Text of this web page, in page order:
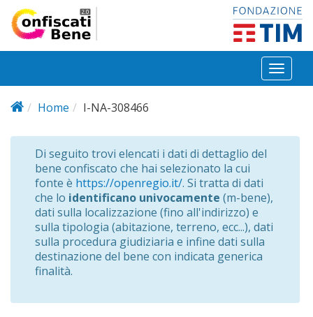
Salta al contenuto principale
Toggle
Home
I-NA-308466
Di seguito trovi elencati i dati di dettaglio del
bene confiscato che hai selezionato la cui
fonte è https://openregio.it/. Si tratta di dati
che lo identificano univocamente (m-bene),
dati sulla localizzazione (fino all'indirizzo) e
sulla tipologia (abitazione, terreno, ecc...), dati
sulla procedura giudiziaria e infine dati sulla
destinazione del bene con indicata generica
finalità.